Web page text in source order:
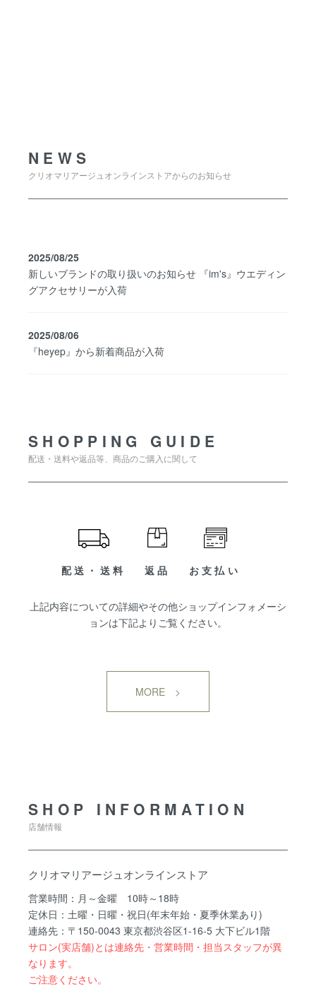
NEWS
クリオマリアージュオンラインストアからのお知らせ
2025/08/25
新しいブランドの取り扱いのお知らせ 『im's』ウエディン
グアクセサリーが入荷
2025/08/06
『heyep』から新着商品が入荷
SHOPPING GUIDE
配送・送料や返品等、商品のご購入に関して
配送・送料 返品 お支払い
上記内容についての詳細やその他ショップインフォメーシ
ョンは下記よりご覧ください。
MORE >
SHOP INFORMATION
店舗情報
クリオマリアージュオンラインストア
営業時間：月～金曜 10時～18時
定休日：土曜・日曜・祝日(年末年始・夏季休業あり)
連絡先：〒150-0043 東京都渋谷区1-16-5 大下ビル1階
サロン(実店舗)とは連絡先・営業時間・担当スタッフが異
なります。
ご注意ください。